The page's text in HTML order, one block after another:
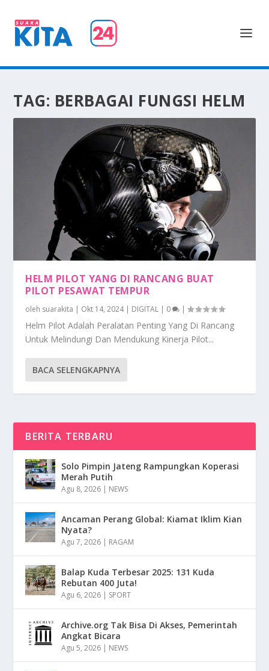
TAG: BERBAGAI FUNGSI HELM
HELM PILOT YANG DI RANCANG BUAT
PILOT PESAWAT TEMPUR
oleh suarakita | Okt 14, 2024| DIGITAL | 0 |
Helm Pilot Adalah Peralatan Penting Yang Di Rancang
Untuk Melindungi Dan Mendukung Kinerja Pilot...
BACA SELENGKAPNYA
BERITA TERBARU
Solo Pimpin Jateng Rampungkan Koperasi
Merah Putih
Agu 8, 2026 | NEWS
Ancaman Perang Global: Kiamat Iklim Kian
Nyata?
Agu 7, 2026 | RAGAM
Balap Kuda Terbesar 2025: 131 Kuda
Rebutan 400 Juta!
Agu 6, 2026 | SPORT
Archive.org Tak Bisa Di Akses, Pemerintah
Angkat Bicara
Agu 5, 2026 | NEWS